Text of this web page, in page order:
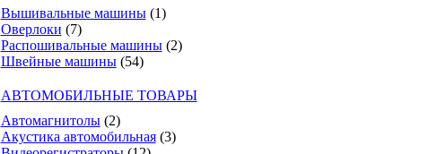
Вышивальные машины (1)
Оверлоки (7)
Распошивальные машины (2)
Швейные машины (54)
АВТОМОБИЛЬНЫЕ ТОВАРЫ
Автомагнитолы (2)
Акустика автомобильная (3)